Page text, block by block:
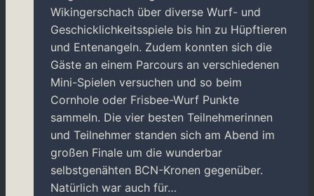
Wikingerschach über diverse Wurf- und
Geschicklichkeitsspiele bis hin zu Hüpftieren
und Entenangeln. Zudem konnten sich die
Gäste an einem Parcours an verschiedenen
Mini-Spielen versuchen und so beim
Cornhole oder Frisbee-Wurf Punkte
sammeln. Die vier besten Teilnehmerinnen
und Teilnehmer standen sich am Abend im
großen Finale um die wunderbar
selbstgenähten BCN-Kronen gegenüber.
Natürlich war auch für…